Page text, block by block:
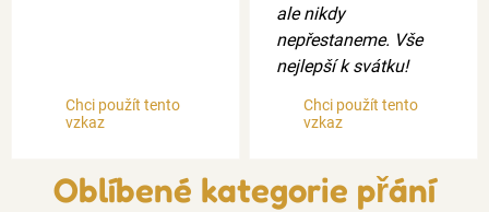
Chci použít tento
vzkaz
ale nikdy
nepřestaneme. Vše
nejlepší k svátku!
Chci použít tento
vzkaz
Oblíbené kategorie přání